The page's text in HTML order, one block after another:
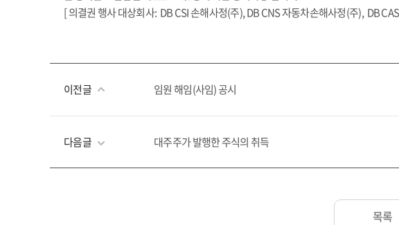
[ 의결권 행사 대상회사: DB CSI 손해사정(주), DB CNS 자동차손해사정(주), DB
이전글 임원 해임(사임) 공시
다음글 대주주가 발행한 주식의 취득
목록